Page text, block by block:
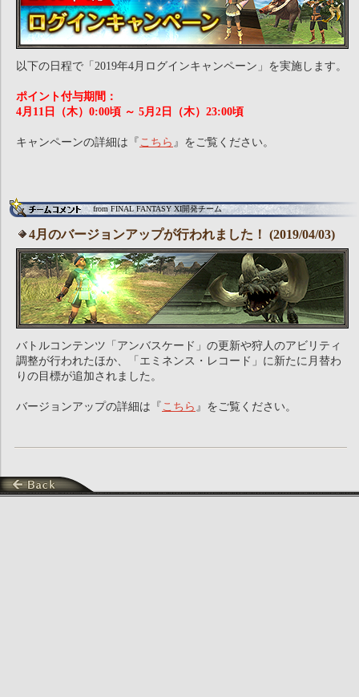
以下の日程で「2019年4月ログインキャンペーン」を実施します。
ポイント付与期間：
4月11日（木）0:00頃 ～ 5月2日（木）23:00頃
キャンペーンの詳細は『 こちら 』をご覧ください。
from FINAL FANTASY XI開発チーム
4月のバージョンアップが行われました！ (2019/04/03)
バトルコンテンツ「アンバスケード」の更新や狩人のアビリティ
調整が行われたほか、「エミネンス・レコード」に新たに月替わ
りの目標が追加されました。
バージョンアップの詳細は『 こちら 』をご覧ください。